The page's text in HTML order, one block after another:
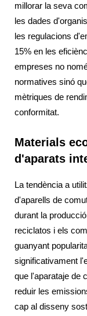
millorar la seva
les dades
les regulacions
15% en les
empreses no
normatives sinó
mètriques de
conformitat.
Materials
d'aparats
La tendència a
d'aparells de
durant la
reciclatos i els
guanyant
significativament
que l'aparataje de
reduir les
cap al disseny